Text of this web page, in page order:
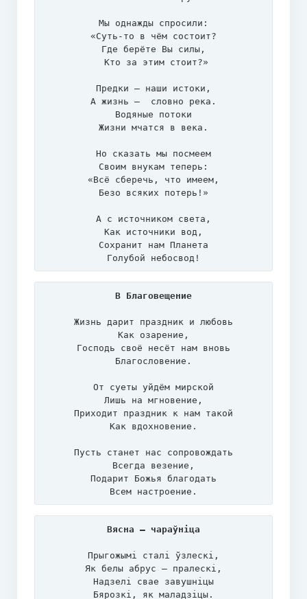
Мы однажды спросили:
«Суть-то в чём состоит?
Где берёте Вы силы,
Кто за этим стоит?»
Предки – наши истоки,
А жизнь –  словно река.
Водяные потоки
Жизни мчатся в века.
Но сказать мы посмеем
Своим внукам теперь:
«Всё сберечь, что имеем,
Безо всяких потерь!»
А с источником света,
Как источники вод,
Сохранит нам Планета
Голубой небосвод!
В Благовещение
Жизнь дарит праздник и любовь
Как озарение,
Господь своё несёт нам вновь
Благословение.
От суеты уйдём мирской
Лишь на мгновение,
Приходит праздник к нам такой
Как вдохновение.
Пусть станет нас сопровождать
Всегда везение,
Подарит Божья благодать
Всем настроение.
Вясна – чараўніца
Прыгожымі сталі ўзлескі,
Як белы абрус – пралескі,
Надзелі свае завушніцы
Бярозкі, як маладзіцы.